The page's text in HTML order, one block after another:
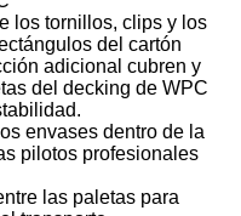
los tornillos, clips y los
del cartón
adicional cubren y
del decking de WPC
envases dentro de la
pilotos profesionales
las paletas para